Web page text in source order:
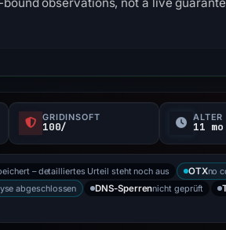
GRIDINSOFT
100/
ALTER
11 mo
– detailliertes Urteil steht noch aus OTXno
abgeschlossen DNS-Sperrennicht geprüft